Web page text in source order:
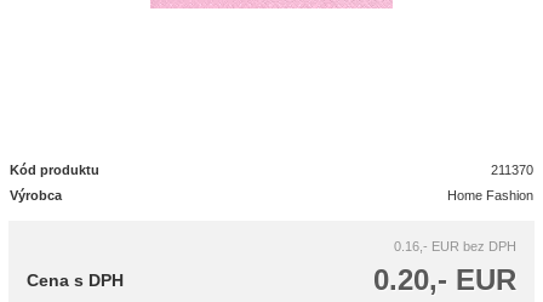
Kód produktu
211370
Výrobca
Home Fashion
0.16,- EUR bez DPH
0.20,- EUR
Cena s DPH